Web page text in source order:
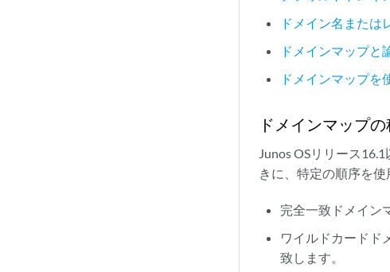
ドメイン名または
ドメインマップ
ドメインマップを
ドメインマップ
Junos OSリリース
きに、特定の順序を
完全一致ドメイン
ワイルドカードド
致します。